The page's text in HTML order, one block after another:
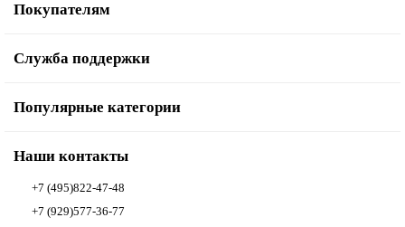
Покупателям
Служба поддержки
Популярные категории
Наши контакты
+7 (495)822-47-48
+7 (929)577-36-77